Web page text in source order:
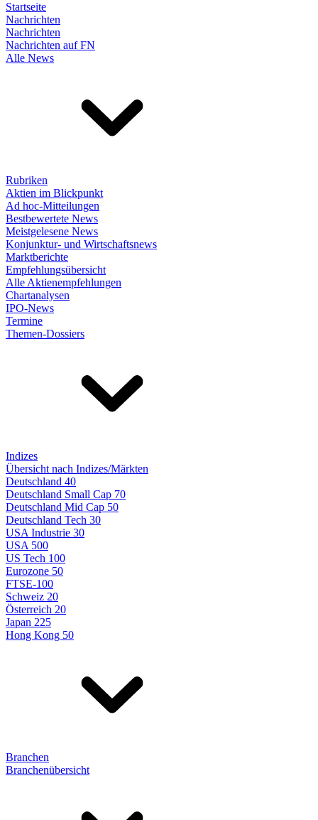
Startseite
Nachrichten
Nachrichten
Nachrichten auf FN
Alle News
Rubriken
Aktien im Blickpunkt
Ad hoc-Mitteilungen
Bestbewertete News
Meistgelesene News
Konjunktur- und Wirtschaftsnews
Marktberichte
Empfehlungsübersicht
Alle Aktienempfehlungen
Chartanalysen
IPO-News
Termine
Themen-Dossiers
Indizes
Übersicht nach Indizes/Märkten
Deutschland 40
Deutschland Small Cap 70
Deutschland Mid Cap 50
Deutschland Tech 30
USA Industrie 30
USA 500
US Tech 100
Eurozone 50
FTSE-100
Schweiz 20
Österreich 20
Japan 225
Hong Kong 50
Branchen
Branchenübersicht